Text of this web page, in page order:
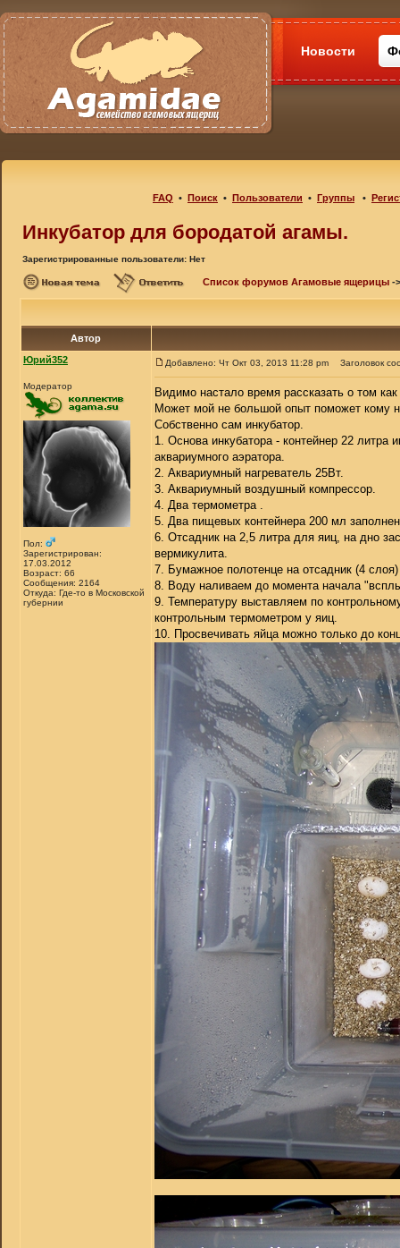
Новости
FAQ • Поиск • Пользователи • Группы •
Инкубатор для бородатой агамы.
Зарегистрированные пользователи: Нет
Список форумов Агамовые ящерицы -
Автор
Юрий352
Модератор
Пол:
Зарегистрирован:
17.03.2012
Возраст: 66
Сообщения: 2164
Откуда: Где-то в Московской
губернии
Добавлено: Чт Окт 03, 2013 11:28 pm Заголовок
Видимо настало время рассказать о том
Может мой не большой опыт поможет кому
Собственно сам инкубатор.
1. Основа инкубатора - контейнер 22 литра
аквариумного аэратора.
2. Аквариумный нагреватель 25Вт.
3. Аквариумный воздушный компрессор.
4. Два термометра .
5. Два пищевых контейнера 200 мл
6. Отсадник на 2,5 литра для яиц, на дно
вермикулита.
7. Бумажное полотенце на отсадник (4
8. Воду наливаем до момента начала
9. Температуру выставляем по
контрольным термометром у яиц.
10. Просвечивать яйца можно только до